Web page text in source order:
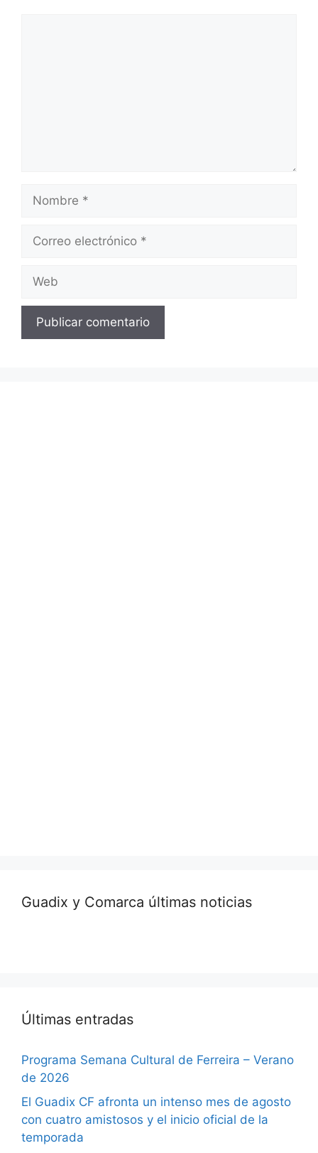
Nombre
Correo
Web
Guadix y Comarca últimas noticias
Últimas entradas
Programa Semana Cultural de Ferreira – Verano
de 2026
El Guadix CF afronta un intenso mes de agosto
con cuatro amistosos y el inicio oficial de la
temporada